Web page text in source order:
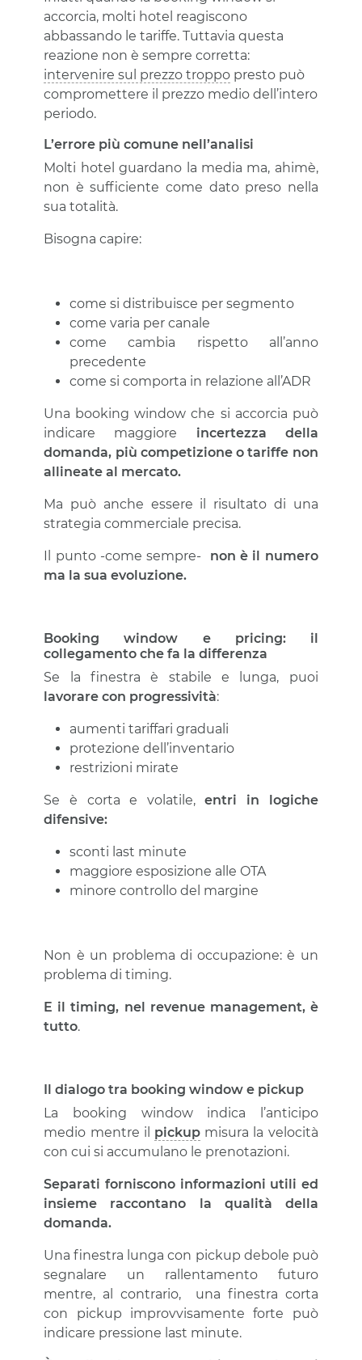
accorcia, molti hotel reagiscono
abbassando le tariffe. Tuttavia questa
reazione non è sempre corretta:
intervenire sul prezzo troppo presto può
compromettere il prezzo medio dell’intero
periodo.
L’errore più comune nell’analisi
Molti hotel guardano la media ma, ahimè,
non è sufficiente come dato preso nella
sua totalità.
Bisogna capire:
come si distribuisce per segmento
come varia per canale
come cambia rispetto all’anno
precedente
come si comporta in relazione all’ADR
Una booking window che si accorcia può
indicare maggiore incertezza della
domanda, più competizione o tariffe non
allineate al mercato.
Ma può anche essere il risultato di una
strategia commerciale precisa.
Il punto -come sempre- non è il numero
ma la sua evoluzione.
Booking window e pricing: il
collegamento che fa la differenza
Se la finestra è stabile e lunga, puoi
lavorare con progressività:
aumenti tariffari graduali
protezione dell’inventario
restrizioni mirate
Se è corta e volatile,entri in logiche
difensive:
sconti last minute
maggiore esposizione alle OTA
minore controllo del margine
Non è un problema di occupazione: è un
problema di timing.
E il timing, nel revenue management, è
tutto.
Il dialogo tra booking window e pickup
La booking window indica l’anticipo
medio mentre il pickup misura la velocità
con cui si accumulano le prenotazioni.
Separati forniscono informazioni utili ed
insieme raccontano la qualità della
domanda.
Una finestra lunga con pickup debole può
segnalare un rallentamento futuro
mentre, al contrario, una finestra corta
con pickup improvvisamente forte può
indicare pressione last minute.